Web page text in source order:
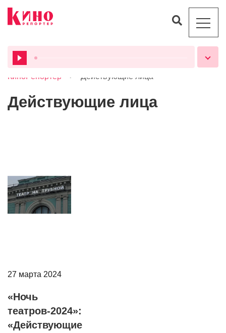
ВСЕ ПОДКАСТЫ
КиноРепортер > Действующие лица
Действующие лица
27 марта 2024
«Ночь
театров-2024»:
«Действующие